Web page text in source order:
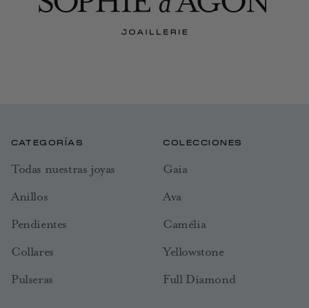
CATEGORÍAS
Todas nuestras joyas
Anillos
Pendientes
Collares
Pulseras
COLECCIONES
Gaia
Ava
Camélia
Yellowstone
Full Diamond